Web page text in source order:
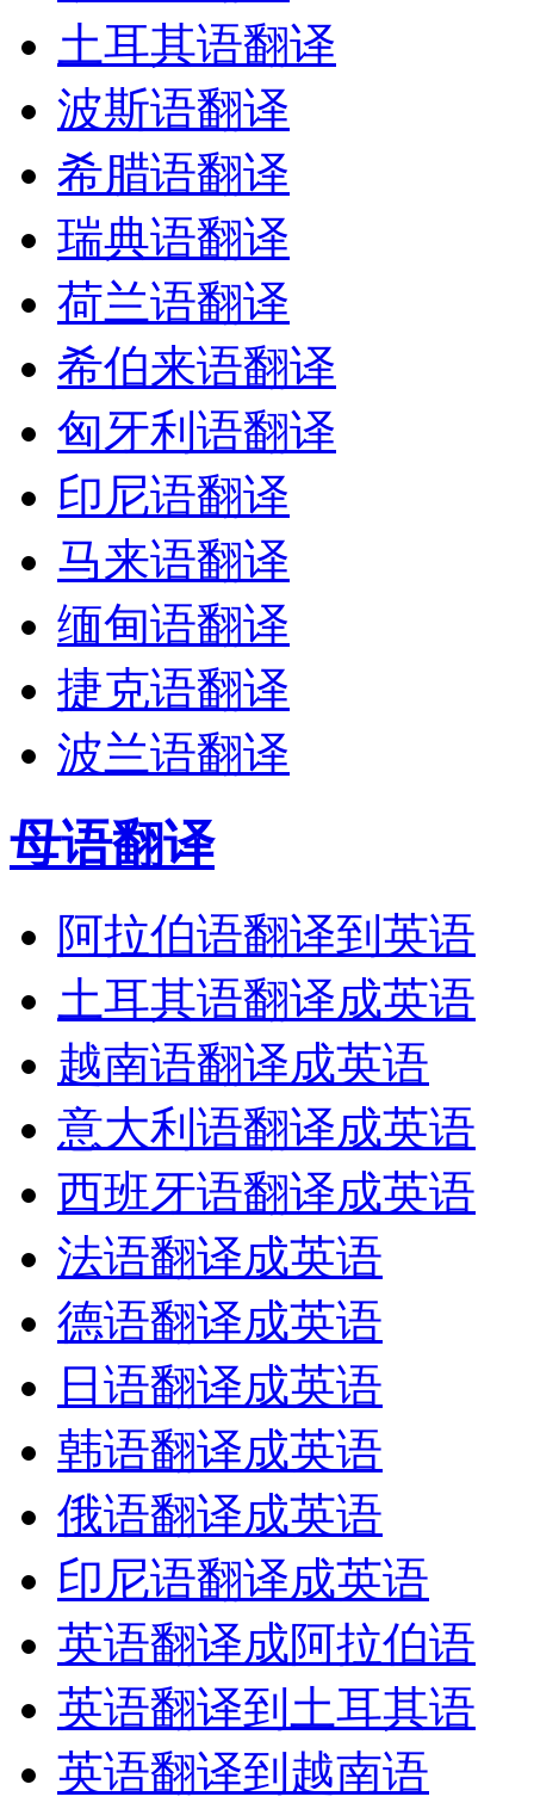
土耳其语翻译
波斯语翻译
希腊语翻译
瑞典语翻译
荷兰语翻译
希伯来语翻译
匈牙利语翻译
印尼语翻译
马来语翻译
缅甸语翻译
捷克语翻译
波兰语翻译
母语翻译
阿拉伯语翻译到英语
土耳其语翻译成英语
越南语翻译成英语
意大利语翻译成英语
西班牙语翻译成英语
法语翻译成英语
德语翻译成英语
日语翻译成英语
韩语翻译成英语
俄语翻译成英语
印尼语翻译成英语
英语翻译成阿拉伯语
英语翻译到土耳其语
英语翻译到越南语